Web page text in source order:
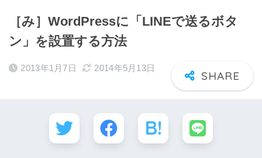
［み］WordPressに「LINEで送るボタ
ン」を設置する方法
2013年1月7日 2014年5月13日